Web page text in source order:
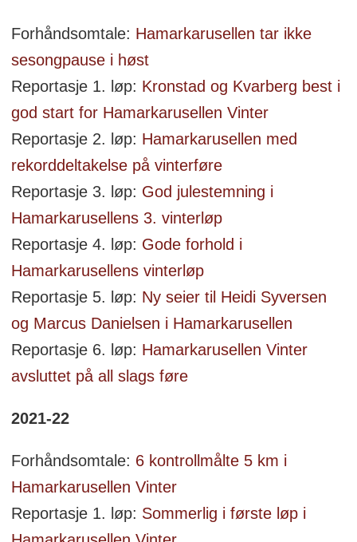
Forhåndsomtale: Hamarkarusellen tar ikke
sesongpause i høst
Reportasje 1. løp: Kronstad og Kvarberg best i
god start for Hamarkarusellen Vinter
Reportasje 2. løp: Hamarkarusellen med
rekorddeltakelse på vinterføre
Reportasje 3. løp: God julestemning i
Hamarkarusellens 3. vinterløp
Reportasje 4. løp: Gode forhold i
Hamarkarusellens vinterløp
Reportasje 5. løp: Ny seier til Heidi Syversen
og Marcus Danielsen i Hamarkarusellen
Reportasje 6. løp: Hamarkarusellen Vinter
avsluttet på all slags føre
2021-22
Forhåndsomtale: 6 kontrollmålte 5 km i
Hamarkarusellen Vinter
Reportasje 1. løp: Sommerlig i første løp i